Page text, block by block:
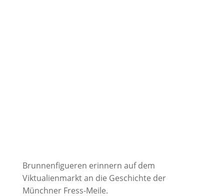
Brunnenfigueren erinnern auf dem
Viktualienmarkt an die Geschichte der
Münchner Fress-Meile.